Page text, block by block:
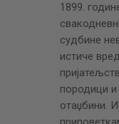
1899.
судбине
истиче
породици
отаџбини.